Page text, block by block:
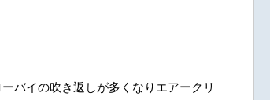
バイの吹き返しが多くなりエアークリ